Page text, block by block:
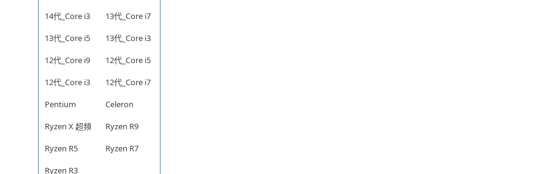
14代_Core i3
13代_Core i7
13代_Core i5
13代_Core i3
12代_Core i9
12代_Core i5
12代_Core i3
12代_Core i7
Pentium
Celeron
Ryzen X 超頻
Ryzen R9
Ryzen R5
Ryzen R7
Ryzen R3